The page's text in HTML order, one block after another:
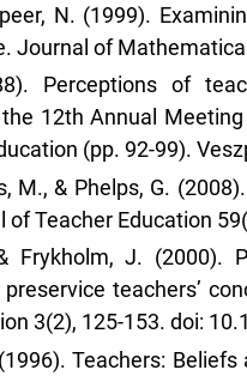
N. (1999).
Journal of
Perceptions of
12th Annual
(pp. 92-99).
M., & Phelps, G.
of Teacher Education
Frykholm, J. (2000).
teachers’
3(2), 125-153. doi:
Teachers: